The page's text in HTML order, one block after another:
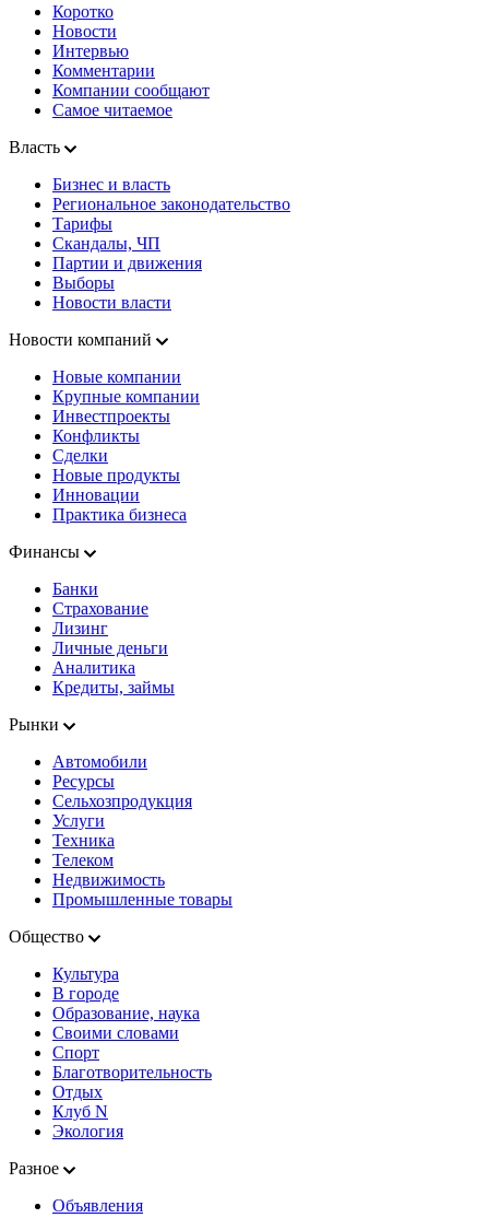
Коротко
Новости
Интервью
Комментарии
Компании сообщают
Самое читаемое
Власть
Бизнес и власть
Региональное законодательство
Тарифы
Скандалы, ЧП
Партии и движения
Выборы
Новости власти
Новости компаний
Новые компании
Крупные компании
Инвестпроекты
Конфликты
Сделки
Новые продукты
Инновации
Практика бизнеса
Финансы
Банки
Страхование
Лизинг
Личные деньги
Аналитика
Кредиты, займы
Рынки
Автомобили
Ресурсы
Сельхозпродукция
Услуги
Техника
Телеком
Недвижимость
Промышленные товары
Общество
Культура
В городе
Образование, наука
Своими словами
Спорт
Благотворительность
Отдых
Клуб N
Экология
Разное
Объявления